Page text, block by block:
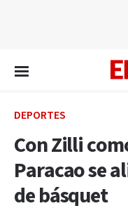
DEPORTES
Con Zilli
Paracao se
de básquet